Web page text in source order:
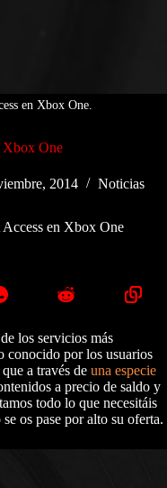
en Xbox One.
Xbox One
2014 Noticias
en Xbox One
los servicios más
conocido por los usuarios
que a través de una especie
a precio de saldo y
todo lo que necesitáis
os pase por alto su oferta.